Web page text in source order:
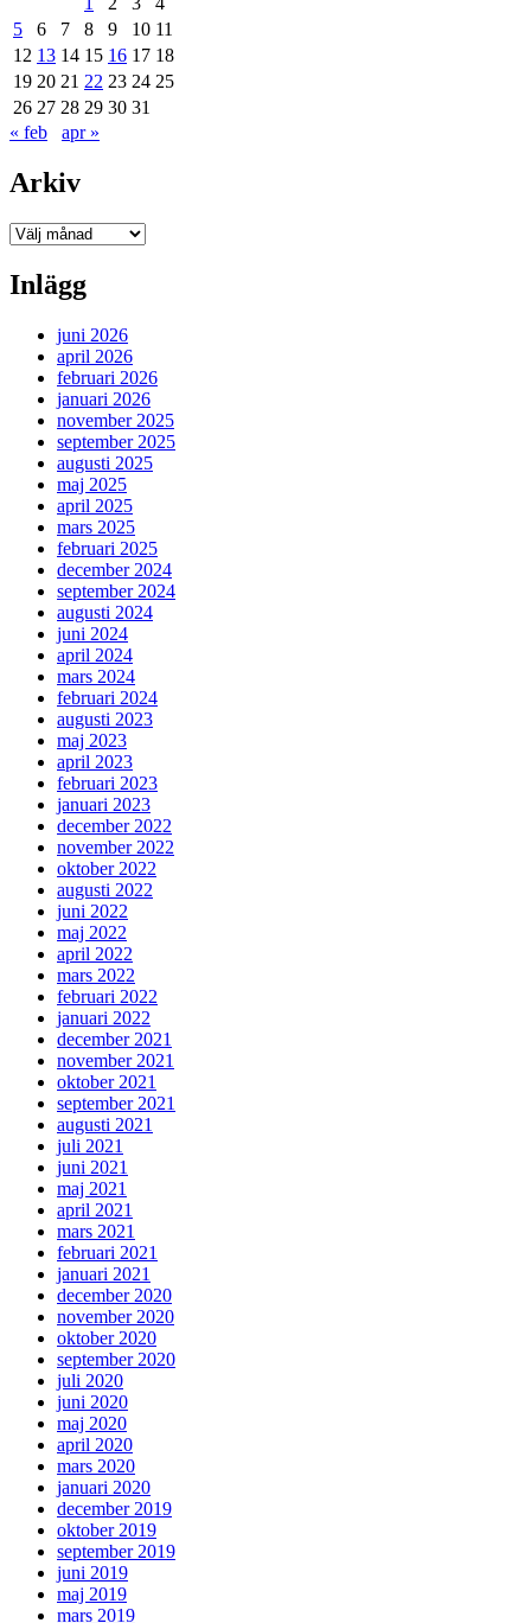
5
6 7 8 9 10 11
12 13 14 15 16 17 18
19 20 21 22 23 24 25
26 27 28 29 30 31
« feb
apr »
Arkiv
Arkiv
Inlägg
juni 2026
april 2026
februari 2026
januari 2026
november 2025
september 2025
augusti 2025
maj 2025
april 2025
mars 2025
februari 2025
december 2024
september 2024
augusti 2024
juni 2024
april 2024
mars 2024
februari 2024
augusti 2023
maj 2023
april 2023
februari 2023
januari 2023
december 2022
november 2022
oktober 2022
augusti 2022
juni 2022
maj 2022
april 2022
mars 2022
februari 2022
januari 2022
december 2021
november 2021
oktober 2021
september 2021
augusti 2021
juli 2021
juni 2021
maj 2021
april 2021
mars 2021
februari 2021
januari 2021
december 2020
november 2020
oktober 2020
september 2020
juli 2020
juni 2020
maj 2020
april 2020
mars 2020
januari 2020
december 2019
oktober 2019
september 2019
juni 2019
maj 2019
mars 2019